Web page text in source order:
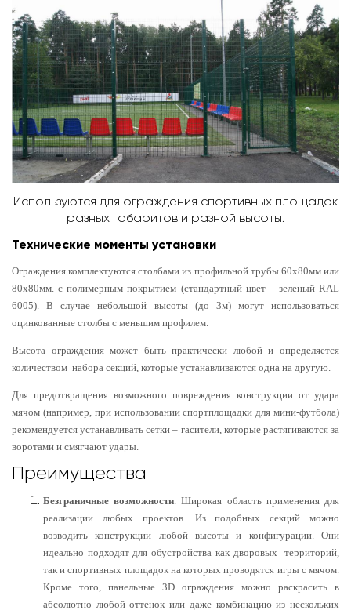
Используются для ограждения спортивных площадок
разных габаритов и разной высоты.
Технические моменты установки
Ограждения комплектуются столбами из профильной трубы 60х80мм или
80х80мм. с полимерным покрытием (стандартный цвет – зеленый RAL
6005). В случае небольшой высоты (до 3м) могут использоваться
оцинкованные столбы с меньшим профилем.
Высота ограждения может быть практически любой и определяется
количеством набора секций, которые устанавливаются одна на другую.
Для предотвращения возможного повреждения конструкции от удара
мячом (например, при использовании спортплощадки для мини-футбола)
рекомендуется устанавливать сетки – гасители, которые растягиваются за
воротами и смягчают удары.
Преимущества
Безграничные возможности . Широкая область применения для
реализации любых проектов. Из подобных секций можно
возводить конструкции любой высоты и конфигурации. Они
идеально подходят для обустройства как дворовых территорий,
так и спортивных площадок на которых проводятся игры с мячом.
Кроме того, панельные 3D ограждения можно раскрасить в
абсолютно любой оттенок или даже комбинацию из нескольких